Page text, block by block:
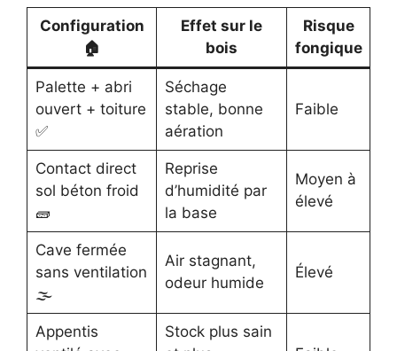
Configuration
🏠
Effet sur le
bois
Risque
fongique
Palette + abri
ouvert + toiture
✅
Séchage
stable, bonne
aération
Faible
Contact direct
sol béton froid
🧱
Reprise
d’humidité par
la base
Moyen à
élevé
Cave fermée
sans ventilation
🌫️
Air stagnant,
odeur humide
Élevé
Appentis
Stock plus sain